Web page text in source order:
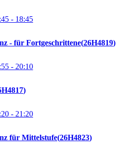
- 18:45
- für Fortgeschrittene 26H4819
- 20:10
- 21:20
für Mittelstufe 26H4823